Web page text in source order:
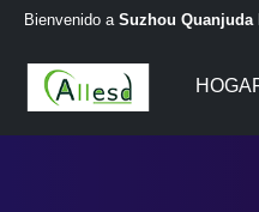
Bienvenido a Suzhou Quanjuda